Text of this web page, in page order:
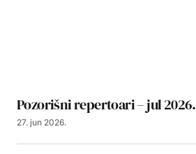
Pozorišni repertoari – jul 2026.
27. jun 2026.